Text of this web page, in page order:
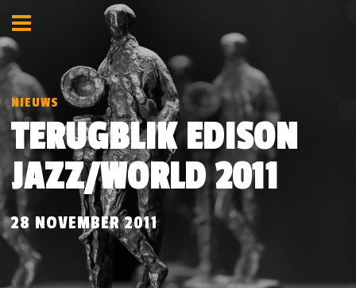
NIEUWS
TERUGBLIK EDISON
JAZZ/WORLD 2011
28 NOVEMBER 2011